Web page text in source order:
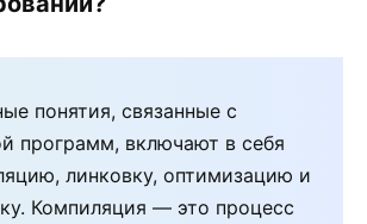
понятия, связанные с
программ, включают в себя
линковку, оптимизацию и
Компиляция — это процесс